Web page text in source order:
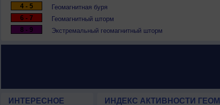
4 - 5
Геомагнитная буря
6 - 7
Геомагнитный шторм
8 - 9
Экстремальный геомагнитный шторм
ИНТЕРЕСНОЕ ИНДЕКС АКТИВНОСТИ